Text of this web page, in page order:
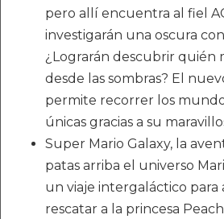
pero allí encuentra al fiel
investigarán una oscura
¿Lograrán descubrir quién
desde las sombras? El
permite recorrer los
únicas gracias a su
Super Mario Galaxy, la
patas arriba el universo
un viaje intergaláctico para
rescatar a la princesa